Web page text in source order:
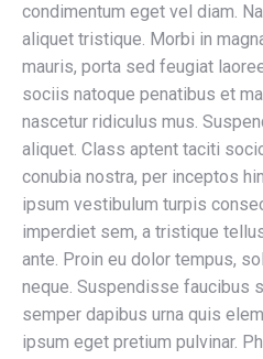
condimentum eget vel diam.
aliquet tristique. Morbi in
mauris, porta sed feugiat
sociis natoque penatibus et
nascetur ridiculus mus.
aliquet. Class aptent taciti
conubia nostra, per inceptos
ipsum vestibulum turpis
imperdiet sem, a tristique
ante. Proin eu dolor tempus,
neque. Suspendisse faucibus
semper dapibus urna quis
ipsum eget pretium pulvinar.